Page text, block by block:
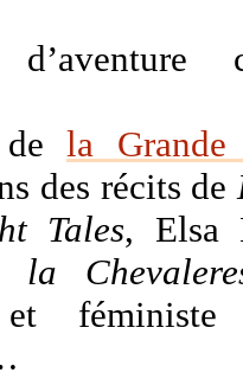
la Grande
des récits de
Tales, Elsa
la
et